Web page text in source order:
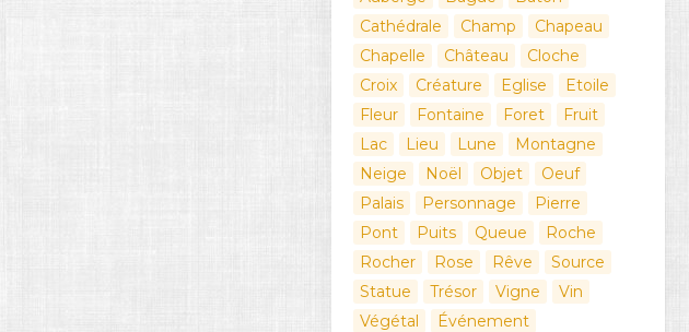
Cathédrale
Champ
Chapeau
Chapelle
Château
Cloche
Croix
Créature Eglise
Etoile
Fleur
Fontaine Foret
Fruit
Lac
Lieu Lune
Montagne
Neige
Noël Objet
Oeuf
Palais
Personnage
Pierre
Pont
Puits Queue
Roche
Rocher
Rose Rêve
Source
Statue
Trésor Vigne
Vin
Végétal
Événement